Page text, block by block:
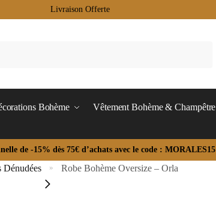
Livraison Offerte
Bohème Vêtement Bohème & Champêtre
de -15% dès 75€ d’achats avec le code : MORALES15
Dénudées » Robe Bohème Oversize – Orla